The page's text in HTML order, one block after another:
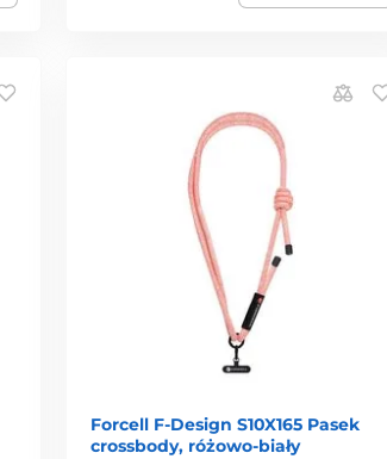
Forcell F-Design S10X165 Pasek
crossbody, różowo-biały